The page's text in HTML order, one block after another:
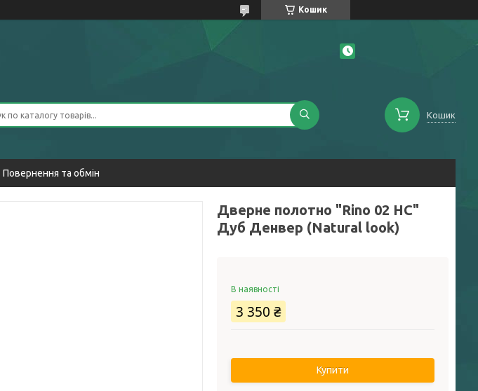
Кошик
Кошик
Повернення та обмін
Дверне полотно "Rino 02 НС"
Дуб Денвер (Natural look)
В наявності
3 350 ₴
Купити